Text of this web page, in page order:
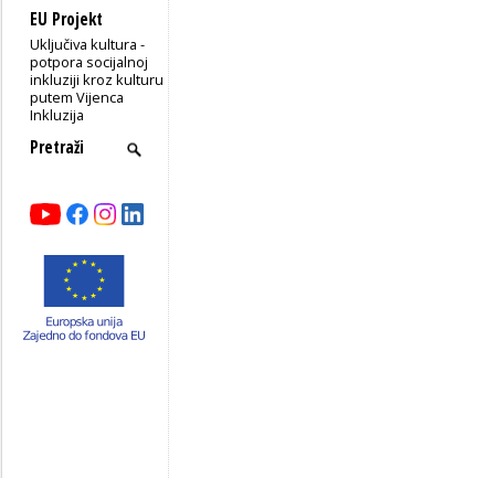
EU Projekt
Uključiva kultura -
potpora socijalnoj
inkluziji kroz kulturu
putem Vijenca
Inkluzija